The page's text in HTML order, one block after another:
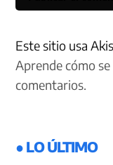
Este sitio usa
Aprende cómo
comentarios.
● LO ÚLTIMO